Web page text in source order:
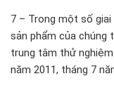
7 – Trong một số
sản phẩm của chúng
trung tâm thử
năm 2011, tháng 7